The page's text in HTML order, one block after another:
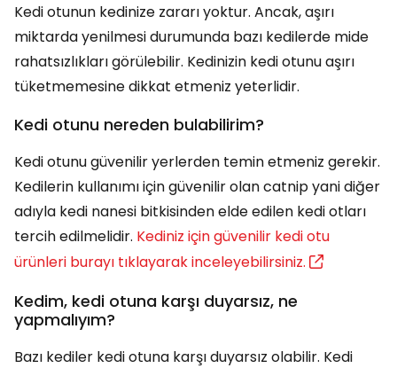
Kedi otunun kedinize zararı yoktur. Ancak, aşırı
miktarda yenilmesi durumunda bazı kedilerde mide
rahatsızlıkları görülebilir. Kedinizin kedi otunu aşırı
tüketmemesine dikkat etmeniz yeterlidir.
Kedi otunu nereden bulabilirim?
Kedi otunu güvenilir yerlerden temin etmeniz gerekir.
Kedilerin kullanımı için güvenilir olan catnip yani diğer
adıyla kedi nanesi bitkisinden elde edilen kedi otları
tercih edilmelidir. Kediniz için güvenilir kedi otu
ürünleri burayı tıklayarak inceleyebilirsiniz.
Kedim, kedi otuna karşı duyarsız, ne
yapmalıyım?
Bazı kediler kedi otuna karşı duyarsız olabilir. Kedi